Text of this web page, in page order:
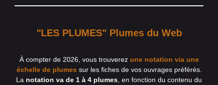
"LES PLUMES" Plumes du Web
À compter de 2026, vous trouverez une notation via une
échelle de plumes sur les fiches de vos ouvrages préférés.
La notation va de 1 à 4 plumes , en fonction du contenu du